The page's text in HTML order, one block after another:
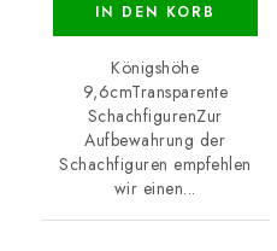
IN DEN KORB
Königshöhe
9,6cmTransparente
SchachfigurenZur
Aufbewahrung der
Schachfiguren empfehlen
wir einen...